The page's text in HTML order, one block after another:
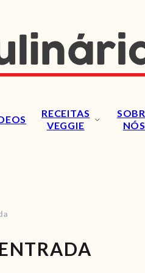
RECEITAS
VEGGIE
NÓS
VÍDEOS